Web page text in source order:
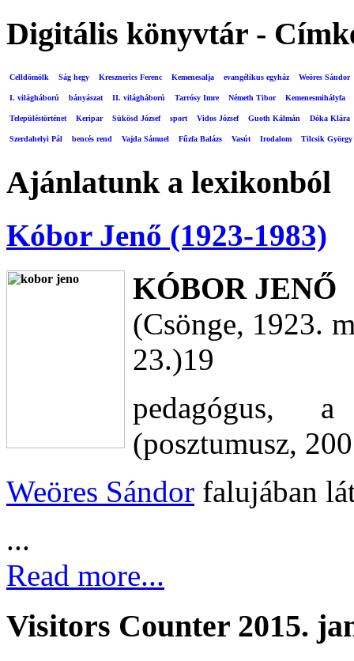
Digitális könyvtár -
Celldömölk Ság hegy Kresznerics Ferenc Kemenesalja evangélikus egyház Weöres Sándor
I. világháború bányászat II. világháború Tarrósy Imre Németh Tibor Kemenesmihályfa
Településtörténet Keripar Sükösd József sport Vidos József Guoth Kálmán Dóka Klára
Szerdahelyi Pál bencés rend Vajda Sámuel Fűzfa Balázs Vasút Irodalom Tilcsik György
Ajánlatunk a lexikonból
Kóbor Jenő (1923-1983)
KÓBOR JENŐ
(Csönge, 1923.
23.)19
pedagógus,
(posztumusz,
Weöres Sándor falujában
...
Read more...
Visitors Counter 2015.